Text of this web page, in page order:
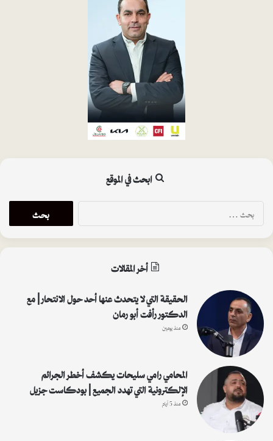
ابحث في الموقع
ب
ح
:
أخر المقالات
الحقيقة التي لا يتحدث عنها أحد حول الانتحار | مع
الدكتور رأفت أبو رمان
منذ يومين
المحامي رامي سليحات يكشف أخطر الجرائم
الإلكترونية التي تهدد الجميع | بودكاست جزيل
منذ 5 أيام